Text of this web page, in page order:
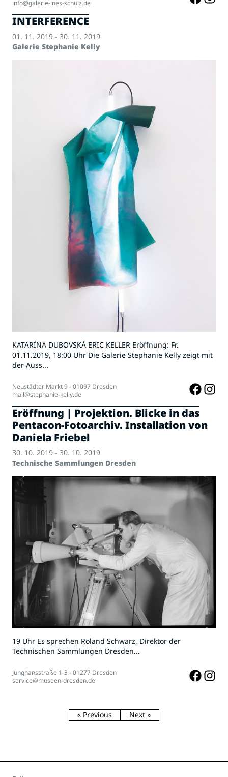
info@galerie-ines-schulz.de
INTERFERENCE
01. 11. 2019 - 30. 11. 2019
Galerie Stephanie Kelly
KATARÍNA DUBOVSKÁ ERIC KELLER Eröffnung: Fr.
01.11.2019, 18:00 Uhr Die Galerie Stephanie Kelly zeigt mit
der Auss...
Neustädter Markt 9 - 01097 Dresden
mail@stephanie-kelly.de
Eröffnung | Projektion. Blicke in das
Pentacon-Fotoarchiv. Installation von
Daniela Friebel
30. 10. 2019 - 30. 10. 2019
Technische Sammlungen Dresden
19 Uhr Es sprechen Roland Schwarz, Direktor der
Technischen Sammlungen Dresden...
Junghansstraße 1-3 - 01277 Dresden
service@museen-dresden.de
« Previous Next »